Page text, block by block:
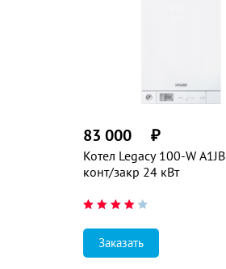
Котел Legacy 100-W
конт/закр 24 кВт
83 000 ₽
Заказать